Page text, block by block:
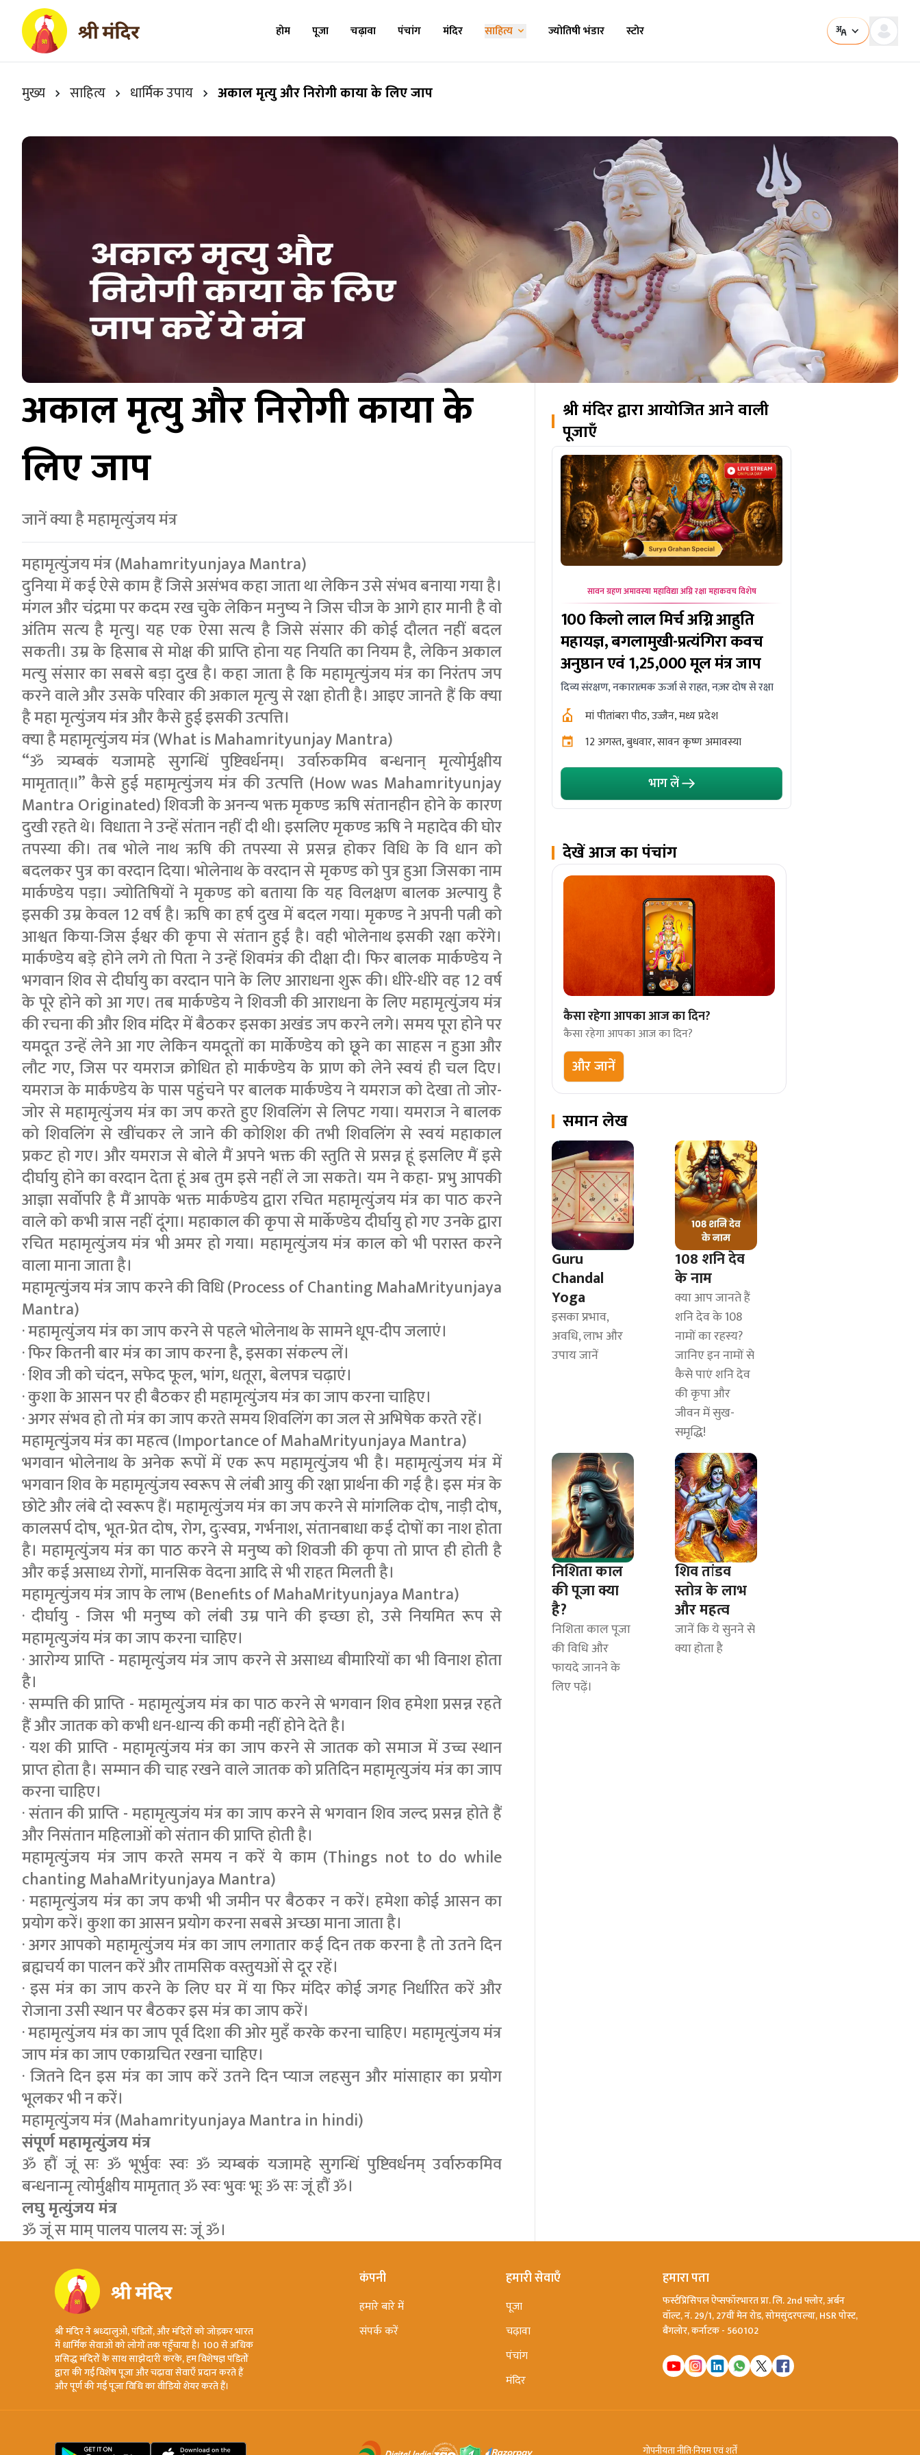
होम पूजा चढ़ावा पंचांग मंदिर साहित्य ज्योतिषी भंडार स्टोर
मुख्य साहित्य धार्मिक उपाय अकाल मृत्यु और निरोगी काया के लिए जाप
अकाल मृत्यु और निरोगी काया के
लिए जाप
जानें क्या है महामृत्युंजय मंत्र
महामृत्युंजय मंत्र (Mahamrityunjaya Mantra)
दुनिया में कई ऐसे काम हैं जिसे असंभव कहा जाता था लेकिन उसे संभव बनाया गया है।
मंगल और चंद्रमा पर कदम रख चुके लेकिन मनुष्‍य ने जिस चीज के आगे हार मानी है वो
अंतिम सत्‍य है मृत्‍यु। यह एक ऐसा सत्‍य है जिसे संसार की कोई दौलत नहीं बदल
सकती। उम्र के हिसाब से मोक्ष की प्राप्ति होना यह नियति का नियम है, लेकिन अकाल
मत्‍यु संसार का सबसे बड़ा दुख है। कहा जाता है कि महामृत्‍युंजय मंत्र का निरंतप जप
करने वाले और उसके परिवार की अकाल मृत्‍यु से रक्षा होती है। आइए जानते हैं कि क्‍या
है महा मृत्‍युंजय मंत्र और कैसे हुई इसकी उत्‍पत्ति।
क्‍या है महामृत्‍युंजय मंत्र (What is Mahamrityunjay Mantra)
“ॐ त्र्यम्बकं यजामहे सुगन्धिं पुष्टिवर्धनम्। उर्वारुकमिव बन्धनान् मृत्योर्मुक्षीय
मामृतात्॥” कैसे हुई महामृत्‍युंजय मंत्र की उत्‍पत्ति (How was Mahamrityunjay
Mantra Originated) शिवजी के अनन्य भक्त मृकण्ड ऋषि संतानहीन होने के कारण
दुखी रहते थे। विधाता ने उन्हें संतान नहीं दी थी। इसलिए मृकण्ड ऋषि ने महादेव की घोर
तपस्या की। तब भोले नाथ ऋषि की तपस्या से प्रसन्न होकर विधि के वि धान को
बदलकर पुत्र का वरदान दिया। भोलेनाथ के वरदान से मृकण्ड को पुत्र हुआ जिसका नाम
मार्कण्डेय पड़ा। ज्योतिषियों ने मृकण्ड को बताया कि यह विलक्षण बालक अल्पायु है
इसकी उम्र केवल 12 वर्ष है। ऋषि का हर्ष दुख में बदल गया। मृकण्ड ने अपनी पत्नी को
आश्वत किया-जिस ईश्वर की कृपा से संतान हुई है। वही भोलेनाथ इसकी रक्षा करेंगे।
मार्कण्डेय बड़े होने लगे तो पिता ने उन्हें शिवमंत्र की दीक्षा दी। फिर बालक मार्कण्डेय ने
भगवान शिव से दीर्घायु का वरदान पाने के लिए आराधना शुरू की। धीरे-धीरे वह 12 वर्ष
के पूरे होने को आ गए। तब मार्कण्डेय ने शिवजी की आराधना के लिए महामृत्युंजय मंत्र
की रचना की और शिव मंदिर में बैठकर इसका अखंड जप करने लगे। समय पूरा होने पर
यमदूत उन्हें लेने आ गए लेकिन यमदूतों का मार्केण्डेय को छूने का साहस न हुआ और
लौट गए, जिस पर यमराज क्रोधित हो मार्कण्डेय के प्राण को लेने स्वयं ही चल दिए।
यमराज के मार्कण्डेय के पास पहुंचने पर बालक मार्कण्डेय ने यमराज को देखा तो जोर-
जोर से महामृत्युंजय मंत्र का जप करते हुए शिवलिंग से लिपट गया। यमराज ने बालक
को शिवलिंग से खींचकर ले जाने की कोशिश की तभी शिवलिंग से स्वयं महाकाल
प्रकट हो गए। और यमराज से बोले मैं अपने भक्त की स्तुति से प्रसन्न हूं इसलिए मैं इसे
दीर्घायु होने का वरदान देता हूं अब तुम इसे नहीं ले जा सकते। यम ने कहा- प्रभु आपकी
आज्ञा सर्वोपरि है मैं आपके भक्त मार्कण्डेय द्वारा रचित महामृत्युंजय मंत्र का पाठ करने
वाले को कभी त्रास नहीं दूंगा। महाकाल की कृपा से मार्केण्डेय दीर्घायु हो गए उनके द्वारा
रचित महामृत्युंजय मंत्र भी अमर हो गया। महामृत्युंजय मंत्र काल को भी परास्त करने
वाला माना जाता है।
महामृत्‍युंजय मंत्र जाप करने की विधि (Process of Chanting MahaMrityunjaya
Mantra)
· महामृत्युंजय मंत्र का जाप करने से पहले भोलेनाथ के सामने धूप-दीप जलाएं।
· फिर कितनी बार मंत्र का जाप करना है, इसका संकल्‍प लें।
· शिव जी को चंदन, सफेद फूल, भांग, धतूरा, बेलपत्र चढ़ाएं।
· कुशा के आसन पर ही बैठकर ही महामृत्युंजय मंत्र का जाप करना चाहिए।
· अगर संभव हो तो मंत्र का जाप करते समय शिवलिंग का जल से अभिषेक करते रहें।
महामृत्‍युंजय मंत्र का महत्व (Importance of MahaMrityunjaya Mantra)
भगवान भोलेनाथ के अनेक रूपों में एक रूप महामृत्युंजय भी है। महामृत्युंजय मंत्र में
भगवान शिव के महामृत्युंजय स्वरूप से लंबी आयु की रक्षा प्रार्थना की गई है। इस मंत्र के
छोटे और लंबे दो स्वरूप हैं। महामृत्युंजय मंत्र का जप करने से मांगलिक दोष, नाड़ी दोष,
कालसर्प दोष, भूत-प्रेत दोष, रोग, दुःस्वप्न, गर्भनाश, संतानबाधा कई दोषों का नाश होता
है। महामृत्युंजय मंत्र का पाठ करने से मनुष्य को शिवजी की कृपा तो प्राप्त ही होती है
और कई असाध्य रोगों, मानसिक वेदना आदि से भी राहत मिलती है।
महामृत्‍युंजय मंत्र जाप के लाभ (Benefits of MahaMrityunjaya Mantra)
· दीर्घायु - जिस भी मनुष्य को लंबी उम्र पाने की इच्छा हो, उसे नियमित रूप से
महामृत्युजंय मंत्र का जाप करना चाहिए।
· आरोग्य प्राप्ति - महामृत्युंजय मंत्र जाप करने से असाध्य बीमारियों का भी विनाश होता
है।
· सम्पत्ति की प्राप्ति - महामृत्युंजय मंत्र का पाठ करने से भगवान शिव हमेशा प्रसन्न रहते
हैं और जातक को कभी धन-धान्य की कमी नहीं होने देते है।
· यश की प्राप्ति - महामृत्युंजय मंत्र का जाप करने से जातक को समाज में उच्च स्थान
प्राप्त होता है। सम्मान की चाह रखने वाले जातक को प्रतिदिन महामृत्युजंय मंत्र का जाप
करना चाहिए।
· संतान की प्राप्ति - महामृत्युजंय मंत्र का जाप करने से भगवान शिव जल्द प्रसन्न होते हैं
और निसंतान महिलाओं को संतान की प्राप्ति होती है।
महामृत्युंजय मंत्र जाप करते समय न करें ये काम (Things not to do while
chanting MahaMrityunjaya Mantra)
· महामृत्‍युंजय मंत्र का जप कभी भी जमीन पर बैठकर न करें। हमेशा कोई आसन का
प्रयोग करें। कुशा का आसन प्रयोग करना सबसे अच्‍छा माना जाता है।
· अगर आपको महामृत्युंजय मंत्र का जाप लगातार कई दिन तक करना है तो उतने दिन
ब्रह्मचर्य का पालन करें और तामसिक वस्तुयओं से दूर रहें।
· इस मंत्र का जाप करने के लिए घर में या फिर मंदिर कोई जगह निर्धारित करें और
रोजाना उसी स्‍थान पर बैठकर इस मंत्र का जाप करें।
· महामृत्युंजय मंत्र का जाप पूर्व दिशा की ओर मुहँ करके करना चाहिए। महामृत्युंजय मंत्र
जाप मंत्र का जाप एकाग्रचित रखना चाहिए।
· जितने दिन इस मंत्र का जाप करें उतने दिन प्‍याज लहसुन और मांसाहार का प्रयोग
भूलकर भी न करें।
महामृत्युंजय मंत्र (Mahamrityunjaya Mantra in hindi)
संपूर्ण महामृत्युंजय मंत्र
ॐ हौं जूं सः ॐ भूर्भुवः स्वः ॐ त्र्यम्बकं यजामहे सुगन्धिं पुष्टिवर्धनम् उर्वारुकमिव
बन्धनान्मृ त्योर्मुक्षीय मामृतात् ॐ स्वः भुवः भूः ॐ सः जूं हौं ॐ।
लघु मृत्युंजय मंत्र
ॐ जूं स माम् पालय पालय स: जूं ॐ।
श्री मंदिर द्वारा आयोजित आने वाली
पूजाएँ
सावन ग्रहण अमावस्या महाविद्या अग्नि रक्षा महाकवच विशेष
100 किलो लाल मिर्च अग्नि आहुति
महायज्ञ, बगलामुखी-प्रत्यंगिरा कवच
अनुष्ठान एवं 1,25,000 मूल मंत्र जाप
दिव्य संरक्षण, नकारात्मक ऊर्जा से राहत, नज़र दोष से रक्षा
मां पीतांबरा पीठ, उज्जैन, मध्य प्रदेश
12 अगस्त, बुधवार, सावन कृष्ण अमावस्या
भाग लें
देखें आज का पंचांग
कैसा रहेगा आपका आज का दिन?
कैसा रहेगा आपका आज का दिन?
और जानें
समान लेख
Guru
Chandal
Yoga
इसका प्रभाव,
अवधि, लाभ और
उपाय जानें
108 शनि देव
के नाम
क्या आप जानते हैं
शनि देव के 108
नामों का रहस्य?
जानिए इन नामों से
कैसे पाएं शनि देव
की कृपा और
जीवन में सुख-
समृद्धि!
निशिता काल
की पूजा क्या
है?
निशिता काल पूजा
की विधि और
फायदे जानने के
लिए पढ़ें।
शिव तांडव
स्तोत्र के लाभ
और महत्व
जानें कि ये सुनने से
क्या होता है
श्री मंदिर ने श्रध्दालुओ, पंडितों, और मंदिरों को जोड़कर भारत
में धार्मिक सेवाओं को लोगों तक पहुँचाया है। 100 से अधिक
प्रसिद्ध मंदिरों के साथ साझेदारी करके, हम विशेषज्ञ पंडितों
द्वारा की गई विशेष पूजा और चढ़ावा सेवाएँ प्रदान करते हैं
और पूर्ण की गई पूजा विधि का वीडियो शेयर करते हैं।
कंपनी
हमारे बारे में
संपर्क करें
हमारी सेवाएँ
पूजा
चढ़ावा
पंचांग
मंदिर
हमारा पता
फर्स्टप्रिंसिपल ऐप्सफॉरभारत प्रा. लि. 2nd फ्लोर, अर्बन
वॉल्ट, नं. 29/1, 27वीं मेन रोड, सोमसुंदरपल्या, HSR पोस्ट,
बैंगलोर, कर्नाटक - 560102
गोपनीयता नीति·नियम एवं शर्तें